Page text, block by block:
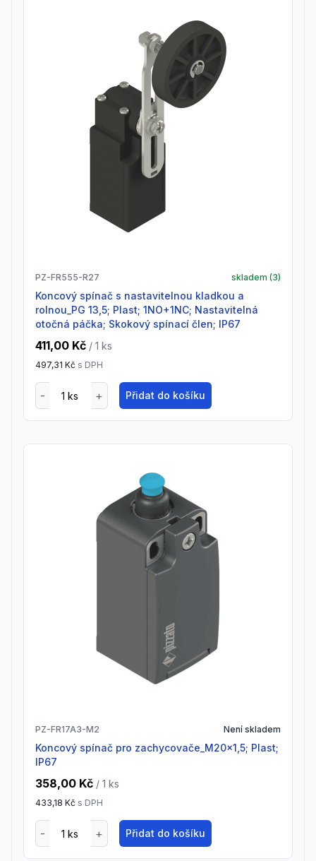
PZ-FR555-R27 skladem (3)
Koncový spínač s nastavitelnou kladkou a
rolnou_PG 13,5; Plast; 1NO+1NC; Nastavitelná
otočná páčka; Skokový spínací člen; IP67
411,00 Kč / 1 ks
497,31 Kč s DPH
Přidat do košíku
PZ-FR17A3-M2 Není skladem
Koncový spínač pro zachycovače_M20x1,5; Plast;
IP67
358,00 Kč / 1 ks
433,18 Kč s DPH
Přidat do košíku